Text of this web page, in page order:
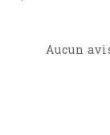
Aucun